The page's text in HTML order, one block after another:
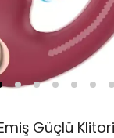
Güçlü